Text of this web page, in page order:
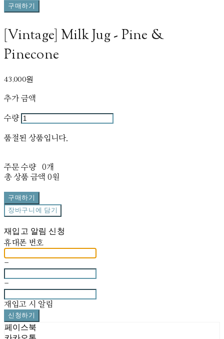
구매하기
[Vintage] Milk Jug - Pine &
Pinecone
43,000원
추가 금액
수량
품절된 상품입니다.
주문 수량
0개
총 상품 금액 0원
구매하기
장바구니에 담기
재입고 알림 신청
휴대폰 번호
-
-
재입고 시 알림
신청하기
페이스북